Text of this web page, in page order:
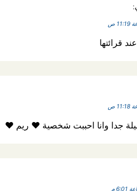
:
قرائتها
جدا وانا احببت شخصية ♥ ريم ♥